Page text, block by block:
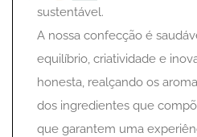
sustentável.
A nossa confecção é
equilíbrio, criatividade e
honesta, realçando os
dos ingredientes que
que garantem uma